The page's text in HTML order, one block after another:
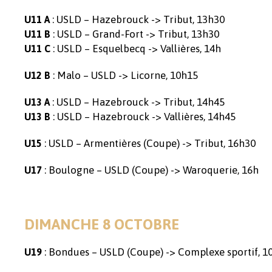
U11 A : USLD – Hazebrouck -> Tribut, 13h30
U11 B : USLD – Grand-Fort -> Tribut, 13h30
U11 C : USLD – Esquelbecq -> Vallières, 14h
U12 B : Malo – USLD -> Licorne, 10h15
U13 A : USLD – Hazebrouck -> Tribut, 14h45
U13 B : USLD – Hazebrouck -> Vallières, 14h45
U15 : USLD – Armentières (Coupe) -> Tribut, 16h30
U17 : Boulogne – USLD (Coupe) -> Waroquerie, 16h
DIMANCHE 8 OCTOBRE
U19 : Bondues – USLD (Coupe) -> Complexe sportif,